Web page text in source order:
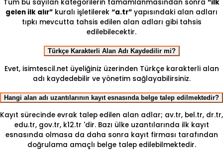
Tüm bu sayılan kategorilerin tamamlanmasından sonra “ilk
gelen ilk alır” kuralı işletilerek “a.tr” yapısındaki alan adları
tıpkı mevcutta tahsis edilen alan adları gibi tahsis
edilebilecektir.
Türkçe Karakterli Alan Adı Kaydedilir mi?
Evet, isimtescil.net üyeliğiniz üzerinden Türkçe karakterli alan
adı kaydedebilir ve yönetim sağlayabilirsiniz.
Hangi alan adı uzantılarının kayıt esnasında belge talep edilmektedir?
Kayıt sürecinde evrak talep edilen alan adlar; av.tr, bel.tr, dr.tr,
edu.tr, gov.tr, k12.tr 'dir. Bazı ülke uzantılarında ilk kayıt
esnasında olmasa da daha sonra kayıt firması tarafından
doğrulama amaçlı belge talep edilebilmektedir.